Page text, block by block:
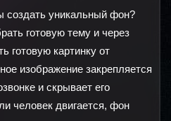
создать уникальный фон?
готовую тему и через
готовую картинку от
изображение закрепляется
и скрывает его
человек двигается, фон